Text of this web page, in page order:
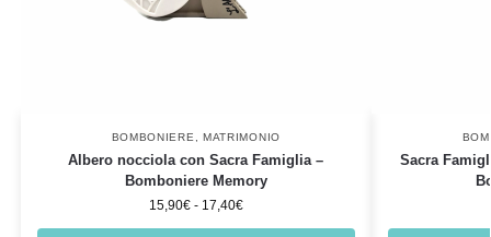
BOMBONIERE MATRIMONIO
Albero nocciola con Sacra Famiglia –
Bomboniere Memory
15,90€ - 17,40€
Sacra